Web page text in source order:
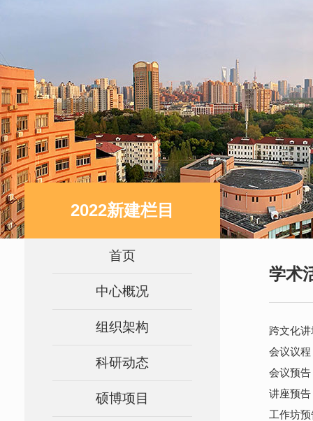
2022新建栏目
首页
中心概况
组织架构
科研动态
硕博项目
学术
跨文化
会议议
会议预
讲座预
工作坊